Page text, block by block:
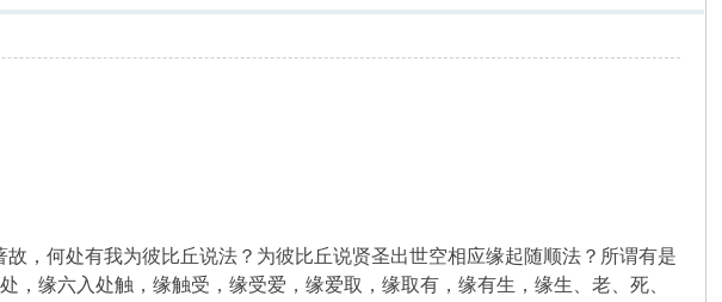
，何处有我为彼比丘说法？为彼比丘说贤圣出世空相应缘起随顺法？所谓有是
缘六入处触，缘触受，缘受爱，缘爱取，缘取有，缘有生，缘生、老、死、